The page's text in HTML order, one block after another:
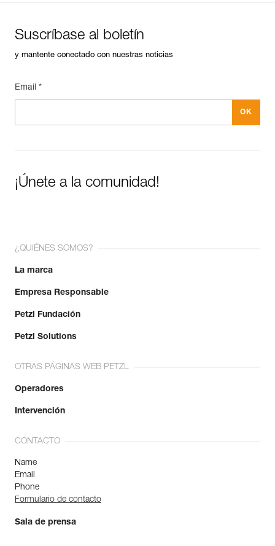
Suscríbase al boletín
y mantente conectado con nuestras noticias
Email *
¡Únete a la comunidad!
¿QUIÉNES SOMOS?
La marca
Empresa Responsable
Petzl Fundación
Petzl Solutions
OTRAS PÁGINAS WEB PETZL
Operadores
Intervención
CONTACTO
Name
Email
Phone
Formulario de contacto
Sala de prensa